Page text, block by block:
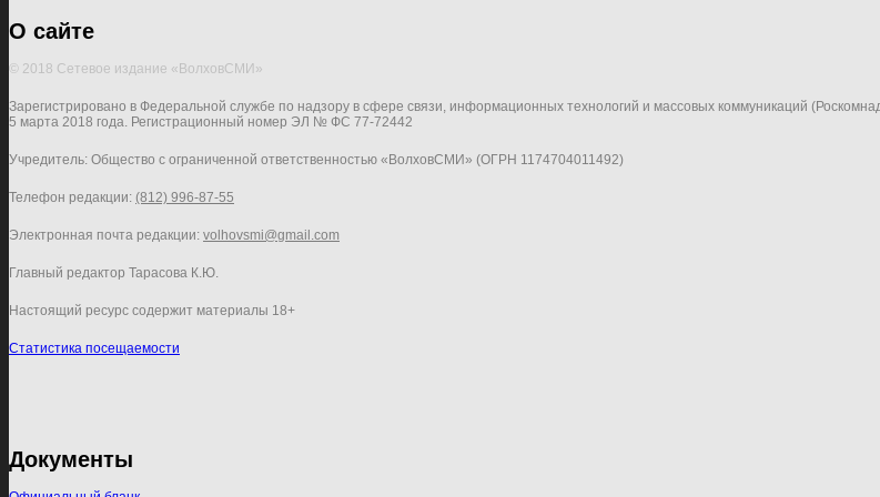
О сайте
© 2018 Сетевое издание «ВолховСМИ»
Зарегистрировано в Федеральной службе по надзору в сфере связи, информационных технологий и массовых коммуникаций
5 марта 2018 года. Регистрационный номер ЭЛ № ФС 77-72442
Учредитель: Общество с ограниченной ответственностью «ВолховСМИ» (ОГРН 1174704011492)
Телефон редакции: (812) 996-87-55
Электронная почта редакции: volhovsmi@gmail.com
Главный редактор Тарасова К.Ю.
Настоящий ресурс содержит материалы 18+
Статистика посещаемости
Документы